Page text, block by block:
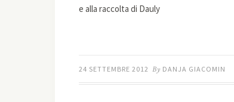
e alla raccolta di Dauly
24 SETTEMBRE 2012 By DANJA GIACOMIN